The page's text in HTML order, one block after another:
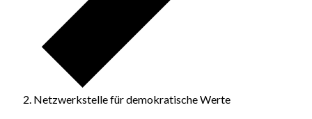
Netzwerkstelle für demokratische Werte